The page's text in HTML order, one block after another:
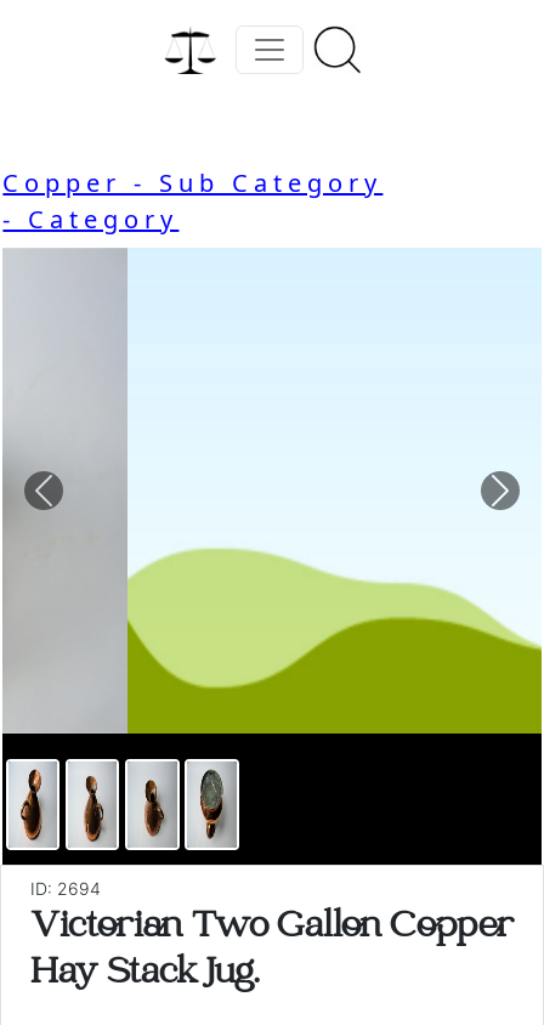
Copper - Sub Category
- Category
Previous
ID: 2694
Victorian Two Gallon Copper
Hay Stack Jug.